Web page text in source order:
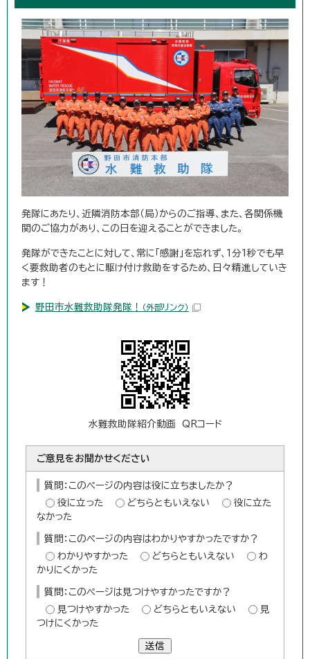
発隊にあたり、近隣消防本部（局）からのご指導、また、各関係機
関のご協力があり、この日を迎えることができました。
発隊ができたことに対して、常に「感謝」を忘れず、1分1秒でも早
く要救助者のもとに駆け付け救助をするため、日々精進していき
ます！
野田市水難救助隊発隊！ （外部リンク）
水難救助隊紹介動画 QRコード
ご意見をお聞かせください
質問：このページの内容は役に立ちましたか？
役に立った
どちらともいえない
役に立た
なかった
質問：このページの内容はわかりやすかったですか？
わかりやすかった
どちらともいえない
わ
かりにくかった
質問：このページは見つけやすかったですか？
見つけやすかった
どちらともいえない
見
つけにくかった
送信